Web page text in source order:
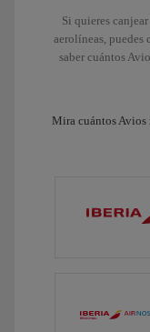
Si quieres
aerolíneas, puedes
saber cuántos
Mira cuántos Avios